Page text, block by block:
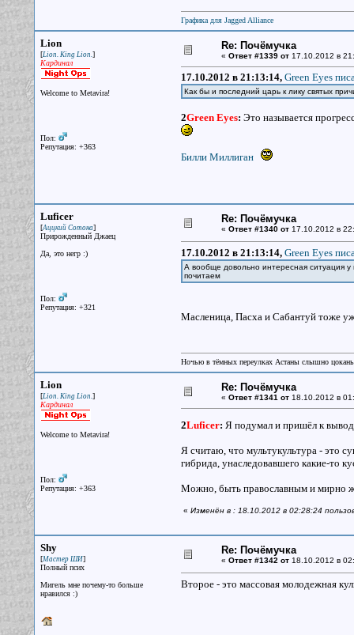
Графика для Jagged Alliance
Lion
[Lion. King Lion.]
Кардинал
Welcome to Metavira!
Пол:
Репутация: +363
Re: Почёмучка
« Ответ #1339 от17.10.2012 в
17.10.2012 в 21:13:14, Green Eyes
Как бы и последний царь к лику святых
2Green Eyes: Это называется
Билли Миллиган
Luficer
[Аццкий Сотона]
Прирожденный Джаец
Да, это негр :)
Пол:
Репутация: +321
Re: Почёмучка
« Ответ #1340 от17.10.2012 в
17.10.2012 в 21:13:14, Green Eyes
А вообще довольно интересная ситуация
почитаем
Масленица, Пасха и Сабантуй тоже
Ночью в тёмных переулках Астаны слышно
Lion
[Lion. King Lion.]
Кардинал
Welcome to Metavira!
Пол:
Репутация: +363
Re: Почёмучка
« Ответ #1341 от18.10.2012 в
2Luficer: Я подумал и пришёл к
Я считаю, что мультукультура - это
гибрида, унаследовавшего какие-то
Можно, быть православным и мирно
« Изменён в : 18.10.2012 в 02:28:24
Shy
[Мастер ШИ]
Полный псих
Мигель мне почему-то больше
нравился :)
Re: Почёмучка
« Ответ #1342 от18.10.2012 в
Второе - это массовая молодежная